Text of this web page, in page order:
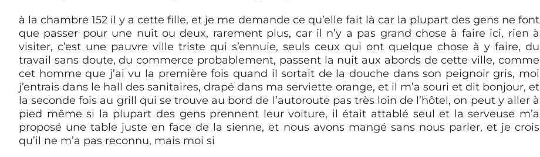
à la chambre 152 il y a cette fille, et je me demande ce qu’elle fait là car la plupart des gens ne font
que passer pour une nuit ou deux, rarement plus, car il n’y a pas grand chose à faire ici, rien à
visiter, c’est une pauvre ville triste qui s’ennuie, seuls ceux qui ont quelque chose à y faire, du
travail sans doute, du commerce probablement, passent la nuit aux abords de cette ville, comme
cet homme que j’ai vu la première fois quand il sortait de la douche dans son peignoir gris, moi
j’entrais dans le hall des sanitaires, drapé dans ma serviette orange, et il m’a souri et dit bonjour, et
la seconde fois au grill qui se trouve au bord de l’autoroute pas très loin de l’hôtel, on peut y aller à
pied même si la plupart des gens prennent leur voiture, il était attablé seul et la serveuse m’a
proposé une table juste en face de la sienne, et nous avons mangé sans nous parler, et je crois
qu’il ne m’a pas reconnu, mais moi si